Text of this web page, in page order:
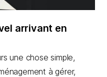
arrivant en
une chose simple,
à gérer,